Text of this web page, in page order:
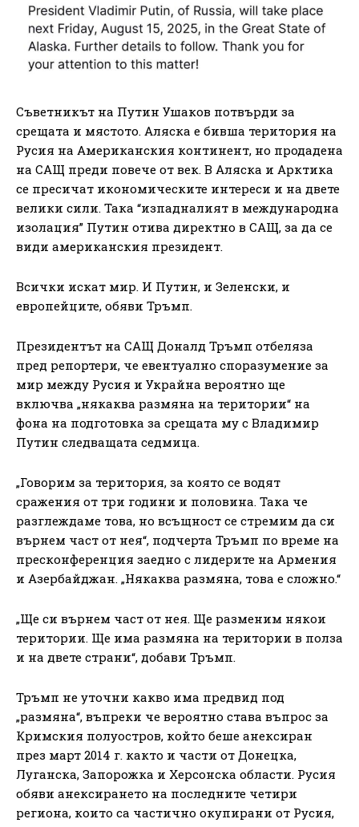
Съветникът на Путин Ушаков потвърди за
срещата и мястото. Аляска е бивша територия на
Русия на Американския континент, но продадена
на САЩ преди повече от век. В Аляска и Арктика
се пресичат икономическите интереси и на двете
велики сили. Така “изпадналият в международна
изолация” Путин отива директно в САЩ, за да се
види американския президент.
Всички искат мир. И Путин, и Зеленски, и
европейците, обяви Тръмп.
Президентът на САЩ Доналд Тръмп отбеляза
пред репортери, че евентуално споразумение за
мир между Русия и Украйна вероятно ще
включва „някаква размяна на територии“ на
фона на подготовка за срещата му с Владимир
Путин следващата седмица.
„Говорим за територия, за която се водят
сражения от три години и половина. Така че
разглеждаме това, но всъщност се стремим да си
върнем част от нея“, подчерта Тръмп по време на
пресконференция заедно с лидерите на Армения
и Азербайджан. „Някаква размяна, това е сложно.“
„Ще си върнем част от нея. Ще разменим някои
територии. Ще има размяна на територии в полза
и на двете страни“, добави Тръмп.
Тръмп не уточни какво има предвид под
„размяна“, въпреки че вероятно става въпрос за
Кримския полуостров, който беше анексиран
през март 2014 г. както и части от Донецка,
Луганска, Запорожка и Херсонска области. Русия
обяви анексирането на последните четири
региона, които са частично окупирани от Русия,